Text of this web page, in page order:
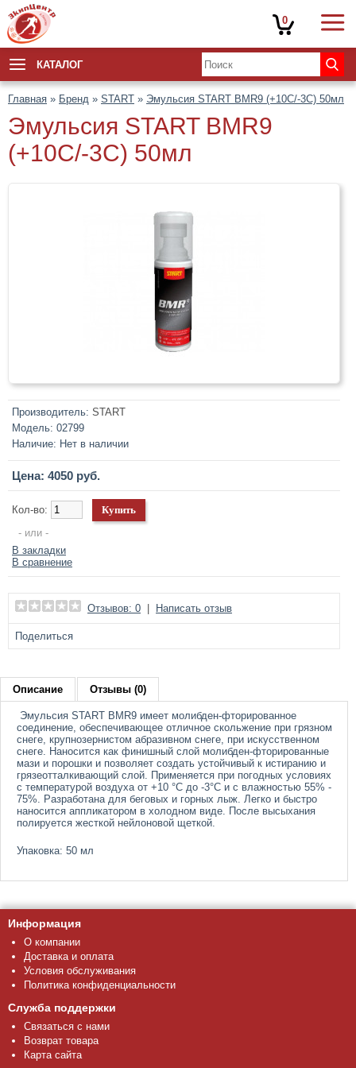
КАТАЛОГ
Главная » Бренд » START » Эмульсия START BMR9 (+10C/-3C) 50мл
Эмульсия START BMR9
(+10C/-3C) 50мл
Производитель: START
Модель: 02799
Наличие: Нет в наличии
Цена: 4050 руб.
Кол-во:
- или -
В закладки
В сравнение
Отзывов: 0 Написать отзыв
Поделиться
Описание Отзывы (0)
Эмульсия START BMR9 имеет молибден-фторированное
соединение, обеспечивающее отличное скольжение при грязном
снеге, крупнозернистом абразивном снеге, при искусственном
снеге. Наносится как финишный слой молибден-фторированные
мази и порошки и позволяет создать устойчивый к истиранию и
грязеотталкивающий слой. Применяется при погодных условиях
с температурой воздуха от +10 °C до -3°C и с влажностью 55% -
75%. Разработана для беговых и горных лыж. Легко и быстро
наносится аппликатором в холодном виде. После высыхания
полируется жесткой нейлоновой щеткой.
Упаковка: 50 мл
Информация
О компании
Доставка и оплата
Условия обслуживания
Политика конфиденциальности
Служба поддержки
Связаться с нами
Возврат товара
Карта сайта
0